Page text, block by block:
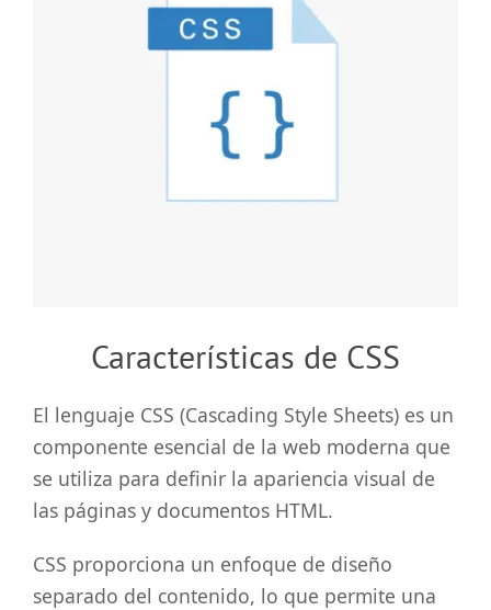
Características de CSS
El lenguaje CSS (Cascading Style Sheets) es un
componente esencial de la web moderna que
se utiliza para definir la apariencia visual de
las páginas y documentos HTML.
CSS proporciona un enfoque de diseño
separado del contenido, lo que permite una